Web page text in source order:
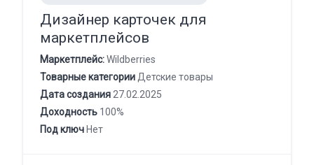
Дизайнер карточек для
маркетплейсов
Маркетплейс:Wildberries
Товарные категории Детские товары
Дата создания 27.02.2025
Доходность 100%
Под ключ Нет